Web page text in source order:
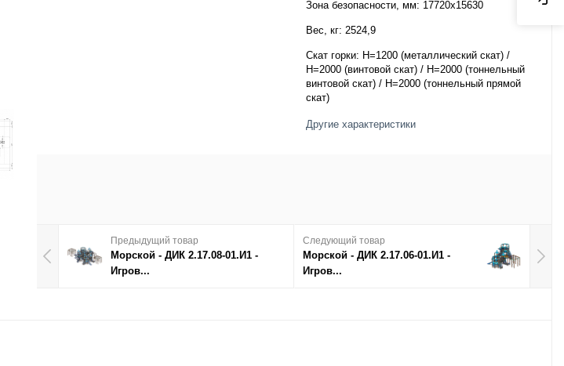
Зона безопасности, мм: 17720х15630
Вес, кг: 2524,9
Скат горки: H=1200 (металлический скат) /
H=2000 (винтовой скат) / H=2000 (тоннельный
винтовой скат) / H=2000 (тоннельный прямой
скат)
Другие характеристики
Предыдущий товар
Морской - ДИК 2.17.08-01.И1 -
Игров...
Следующий товар
Морской - ДИК 2.17.06-01.И1 -
Игров...